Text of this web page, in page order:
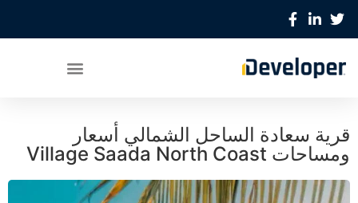
قرية سعادة الساحل الشمالي أسعار
ومساحات Village Saada North Coast